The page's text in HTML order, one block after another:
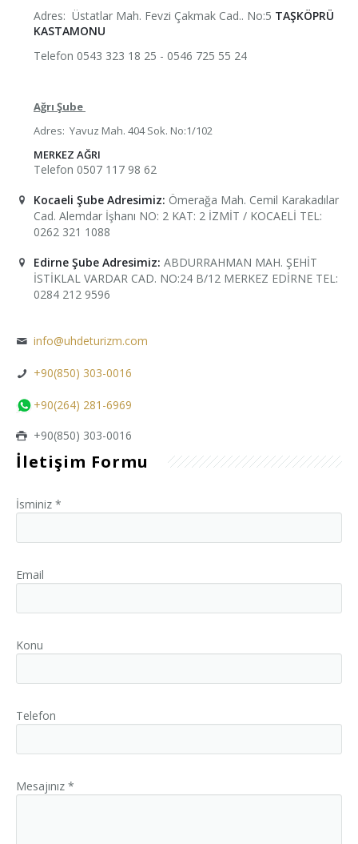
Adres: Üstatlar Mah. Fevzi Çakmak Cad.. No:5 TAŞKÖPRÜ
KASTAMONU
Telefon 0543 323 18 25 - 0546 725 55 24
Ağrı Şube
Adres: Yavuz Mah. 404 Sok. No:1/102
MERKEZ AĞRI
Telefon 0507 117 98 62
Kocaeli Şube Adresimiz: Ömerağa Mah. Cemil Karakadılar
Cad. Alemdar İşhanı NO: 2 KAT: 2 İZMİT / KOCAELİ TEL:
0262 321 1088
Edirne Şube Adresimiz: ABDURRAHMAN MAH. ŞEHİT
İSTİKLAL VARDAR CAD. NO:24 B/12 MERKEZ EDİRNE TEL:
0284 212 9596
info@uhdeturizm.com
+90(850) 303-0016
+90(264) 281-6969
+90(850) 303-0016
İletişim Formu
İsminiz *
Email
Konu
Telefon
Mesajınız *